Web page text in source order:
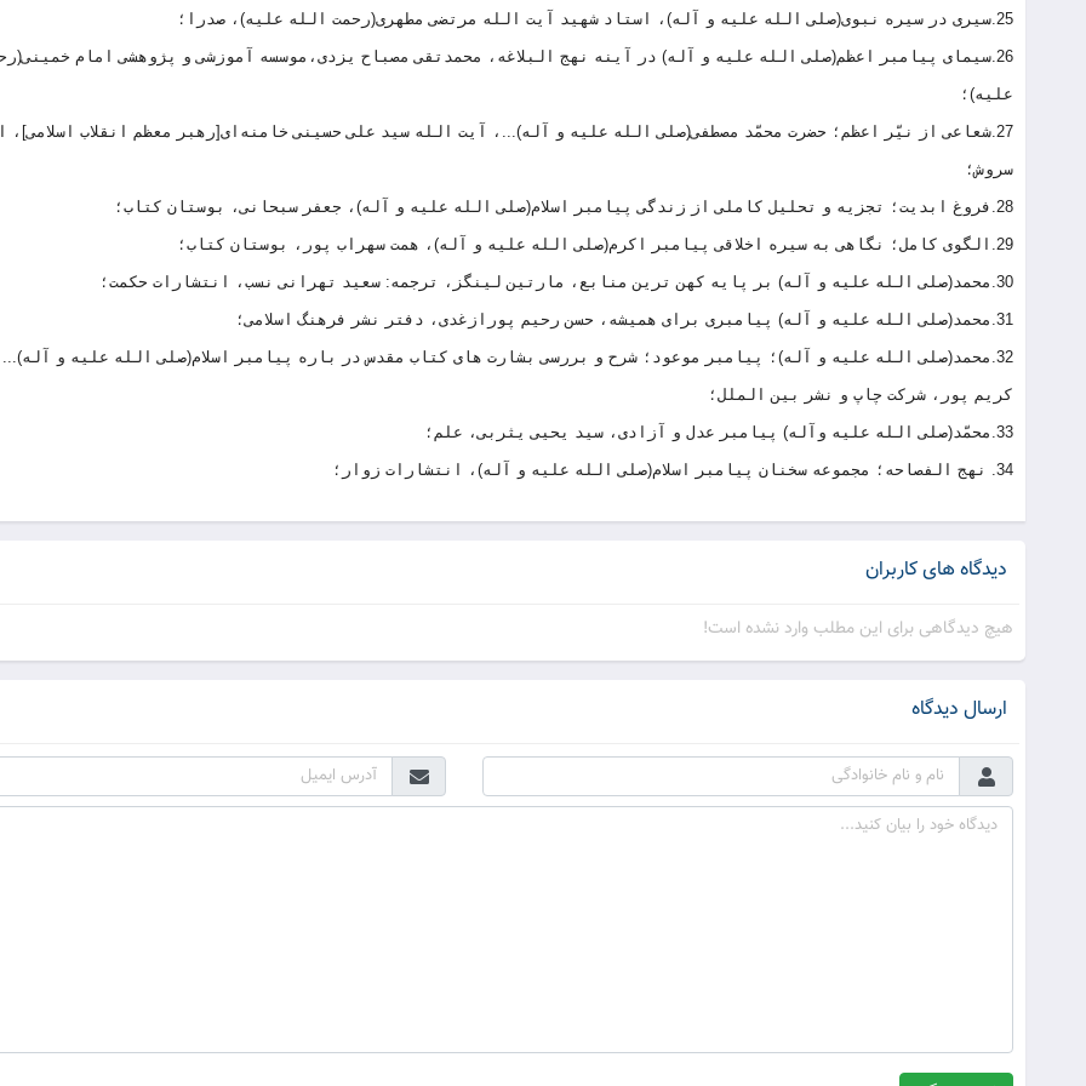
25.سیری در سیره نبوی(صلی الله علیه و آله)، استاد شهید آیت الله مرتضی مطهری(رحمت الله علیه)، صدرا؛
26.سیمای پیامبر اعظم(صلی الله علیه و آله) در آینه نهج البلاغه، محمدتقی مصباح یزدی،موسسه آموزشی و پژوهشی امام
علیه)؛
27.شعاعی از نیّر اعظم؛ حضرت محمّد مصطفی(صلی الله علیه و آله)...، آیت الله سید علی حسینی خامنه‌ای[رهبر معظم انقلاب اسلامی]،
سروش؛
28.فروغ ابدیت؛ تجزیه و تحلیل کاملی از زندگی پیامبر اسلام(صلی الله علیه و آله)، جعفر سبحانی، بوستان کتاب؛
29.الگوی کامل؛ نگاهی به سیره اخلاقی پیامبر اکرم(صلی الله علیه و آله)، همت سهراب پور، بوستان کتاب؛
30.محمد(صلی الله علیه و آله) بر پایه کهن ترین منابع، مارتین لینگز، ترجمه: سعید تهرانی نسب، انتشارات حکمت؛
31.محمد(صلی الله علیه و آله) پیامبری برای همیشه، حسن رحیم پورازغدی، دفتر نشر فرهنگ اسلامی؛
32.محمد(صلی الله علیه و آله)؛ پیامبر موعود؛ شرح و بررسی بشارت های کتاب مقدس در باره پیامبر اسلام(صلی الله علیه و
کریم پور، شرکت چاپ و نشر بین الملل؛
33.محمّد(صلی الله علیه وآله) پیامبر عدل و آزادی، سید یحیی یثربی، علم؛
34. نهج الفصاحه؛ مجموعه سخنان پیامبر اسلام(صلی الله علیه و آله)، انتشارات زوار؛
دیدگاه های کاربران
هیچ دیدگاهی برای این مطلب وارد نشده است!
ارسال دیدگاه